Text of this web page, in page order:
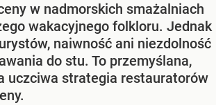
w nadmorskich smażalniach
wakacyjnego folkloru. Jednak
naiwność ani niezdolność
do stu. To przemyślana,
uczciwa strategia restauratorów